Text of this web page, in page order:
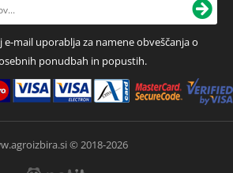
e-mail uporablja za namene obveščanja o
ponudbah in popustih.
© 2018-2026